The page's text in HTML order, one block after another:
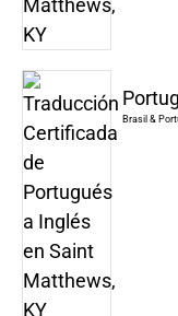
Brasil &